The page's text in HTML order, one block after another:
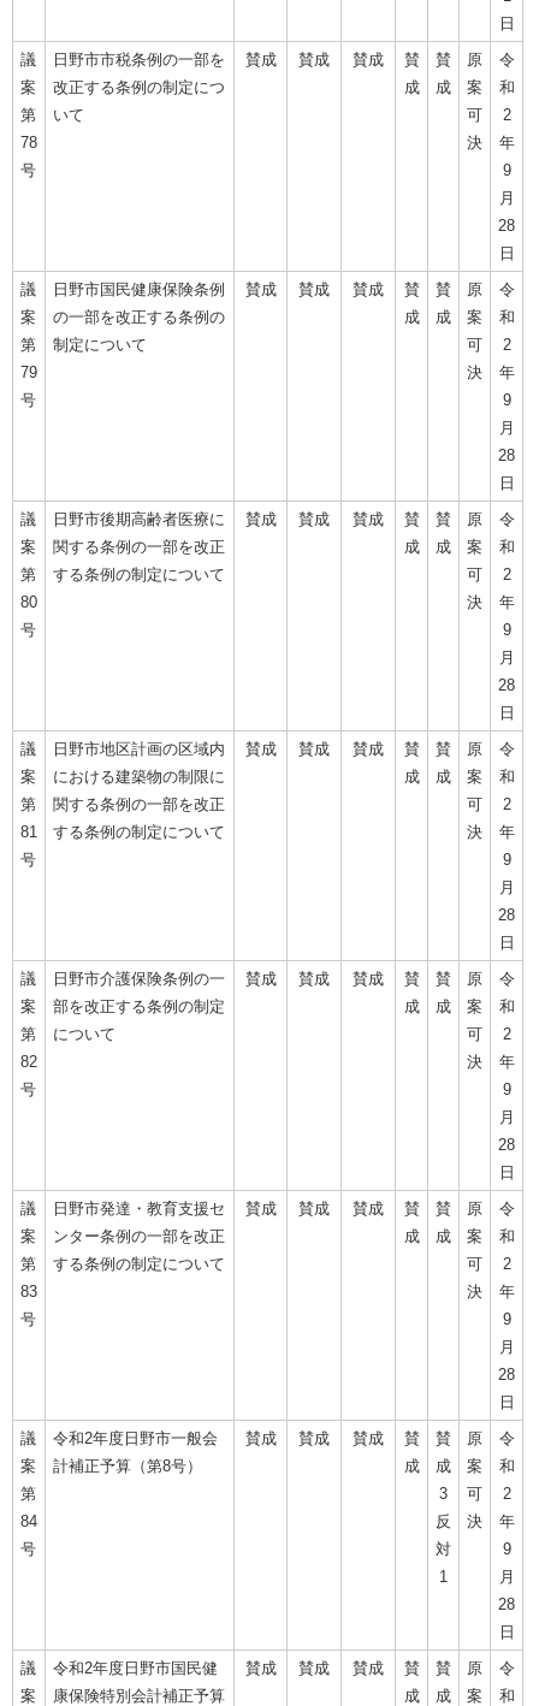
日
議
案
第
78
号
日野市市税条例の一部を
改正する条例の制定につ
いて
賛成 賛成 賛成
賛
成
賛
成
原
案
可
決
令
和
2
年
9
月
28
日
議
案
第
79
号
日野市国民健康保険条例
の一部を改正する条例の
制定について
賛成 賛成 賛成
賛
成
賛
成
原
案
可
決
令
和
2
年
9
月
28
日
議
案
第
80
号
日野市後期高齢者医療に
関する条例の一部を改正
する条例の制定について
賛成 賛成 賛成
賛
成
賛
成
原
案
可
決
令
和
2
年
9
月
28
日
議
案
第
81
号
日野市地区計画の区域内
における建築物の制限に
関する条例の一部を改正
する条例の制定について
賛成 賛成 賛成
賛
成
賛
成
原
案
可
決
令
和
2
年
9
月
28
日
議
案
第
82
号
日野市介護保険条例の一
部を改正する条例の制定
について
賛成 賛成 賛成
賛
成
賛
成
原
案
可
決
令
和
2
年
9
月
28
日
議
案
第
83
号
日野市発達・教育支援セ
ンター条例の一部を改正
する条例の制定について
賛成 賛成 賛成
賛
成
賛
成
原
案
可
決
令
和
2
年
9
月
28
日
議
案
第
84
号
令和2年度日野市一般会
計補正予算（第8号）
賛成 賛成 賛成
賛
成
賛
成
3
反
対
1
原
案
可
決
令
和
2
年
9
月
28
日
議
案
令和2年度日野市国民健
康保険特別会計補正予算
賛成 賛成 賛成
賛
成
賛
成
原
案
令
和